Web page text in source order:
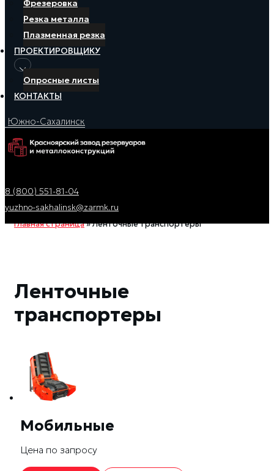
Фрезеровка
Резка металла
Плазменная резка
ПРОЕКТИРОВЩИКУ
Опросные листы
КОНТАКТЫ
Южно-Сахалинск
8 (800) 551-81-04
yuzhno-sakhalinsk@zarmk.ru
Главная страница»Ленточные транспортеры
Ленточные
транспортеры
Мобильные
Цена по запросу